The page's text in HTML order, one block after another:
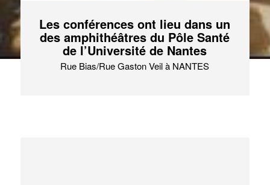
Les conférences ont lieu dans un
des amphithéâtres du Pôle Santé
de l’Université de Nantes
Rue Bias/Rue Gaston Veil à NANTES